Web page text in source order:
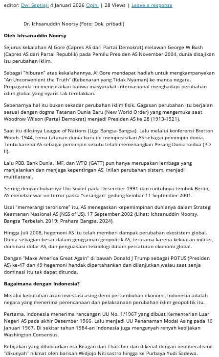
editor: Dwi Septiaji 4 Januari 2026 Opini | 28 Views | Leave a response
Dr. Ichsanuddin Noorsy (Foto: Dok. pribadi)
Oleh Ichsanuddin Noorsy
Sejurus kekalahan Al Gore (Capres AS dari Partai Demokrat) melawan George W Bush
(Capres AS dari Partai Republik) pada Pemilu Presiden AS November 2004, dunia disajikan
isu perubahan iklim.
Sebagai “hiburan” atas kekalahannya, Al Gore mendapat hadiah untuk mengkampanyekan
“An Unconvenient the Truth” (Kebenaran yang Tidak Nyaman) ke manca negara.
Propaganda ini menguraikan bahwa masyarakat internasional menghadapi perubahan
iklim global yang nyaris tak terelakkan.
Sebenarnya hal itu bukan sekadar perubahan iklim fisik. Gagasan perubahan itu berjalan
sesuai dengan dogma Tatanan Dunia Baru (New World Order) yang mengemuka saat
Woodrow Wilson (Partai Demokrat) menjadi Presiden AS ke 28 (1913-1921).
Saat itu diksinya League of Nations (Liga Bangsa-Bangsa). Lalu melalui konferensi Bretton
Woods 1944, tema tatanan dunia baru ini memposisikan AS sebagai pemimpin dunia.
Tentu karena AS sebagai pemimpin sekutu telah memenangkan Perang Dunia kedua (PD
II).
Lalu PBB, Bank Dunia, IMF, dan WTO (GATT) pun hanya merupakan lembaga yang
menjalankan dan menjaga kepentingan AS. Inilah perubahan sistem, menjadi
multilateral.
Seiring dengan bubarnya Uni Soviet pada Desember 1991 dan runtuhnya tembok Berlin,
AS menebar war on terror paska “serangan” gedung kembar 11 September 2001.
Usai “memerangi terorisme” itu, AS menegaskan kepemimpinan dunianya dalam Strategi
Keamanan Nasional AS (NSS of US), 17 September 2002 (Lihat: Ichsanuddin Noorsy,
Bangsa Terbelah, 2019; Prahara Bangsa, 2024).
Hingga Juli 2008, hegemoni AS itu telah memberi dampak perubahan ekosistem global.
Dunia sebagian besar dalam genggaman geopolitik AS, terutama karena kekuatan militer,
dominasi dolar AS, dan penguasaan teknologi dalam percaturan ekonomi global.
Dengan “Make America Great Again” di bawah Donald J Trump sebagai POTUS (Presiden
AS) ke-47 dan 49 hegemoni hendak dipertahankan dan dilanjutkan walau saat senja
dominasi itu tak dapat ditunda.
Bagaimana dengan Indonesia?
Melalui kebutuhan akan investasi asing demi pertumbuhan ekonomi, Indonesia adalah
negara yang menerima perencanaan dan pelaksanaan perubahan iklim geopolitik itu.
Pertama, Indonesia menerima rancangan UU No. 1/1967 yang dibuat Kementerian Luar
Negeri AS pada akhir Desember 1966. Lalu menjadi UU Penanaman Modal Asing pada 10
Januari 1967. Di sekitar tahun 1984-an Indonesia juga mengunyah renyah kebijakan
Washington Consensus.
Kebijakan yang diluncurkan era Reagan dan Thatcher dan dikenal dengan neoliberalisme
“dikunyah” nikmat oleh barisan Widjojo Nitisastro hingga ke Purbaya Yudi Sadewa.